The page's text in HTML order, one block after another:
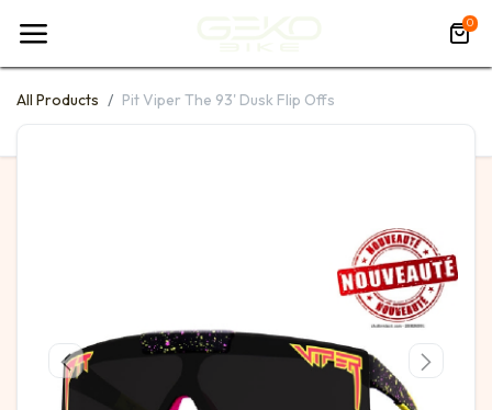
0
All Products Pit Viper The 93' Dusk Flip Offs